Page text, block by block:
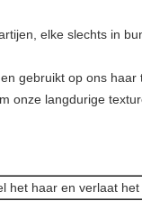
elke slechts in
gebruikt op ons haar
onze langdurige
het haar en verlaat het